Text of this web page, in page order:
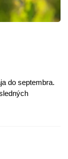
do septembra.